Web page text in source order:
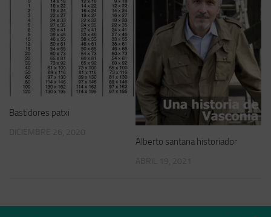
Bastidores patxi
Alberto santana historiador